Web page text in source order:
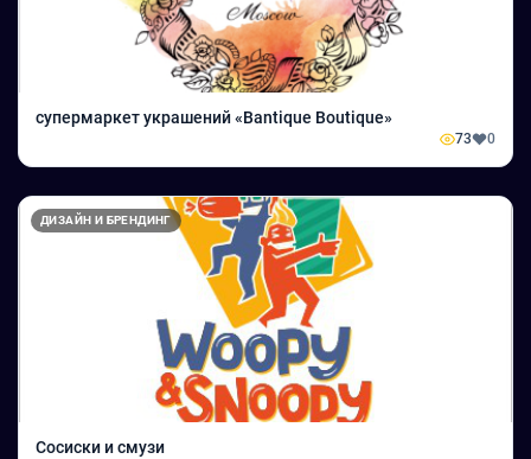
супермаркет украшений «Bantique Boutique»
73 0
ДИЗАЙН И БРЕНДИНГ
Сосиски и смузи